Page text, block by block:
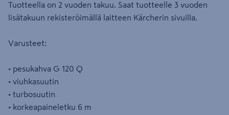
Tuotteella on 2 vuoden takuu. Saat tuotteelle 3 vuoden
lisätakuun rekisteröimällä laitteen Kärcherin sivuilla.
Varusteet:
• pesukahva G 120 Q
• viuhkasuutin
• turbosuutin
• korkeapaineletku 6 m